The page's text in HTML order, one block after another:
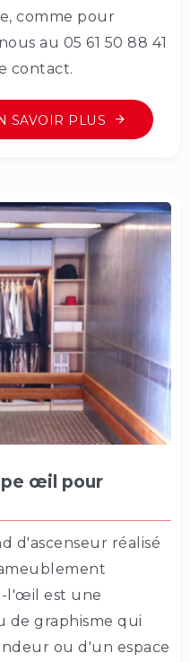
comme pour
au 05 61 50 88 41
contact.
SAVOIR PLUS
œil pour
d'ascenseur réalisé
l'œil est une
graphisme qui
ou d'un espace